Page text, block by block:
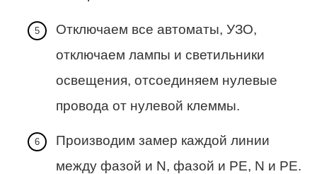
Отключаем все автоматы, УЗО,
отключаем лампы и светильники
освещения, отсоединяем нулевые
провода от нулевой клеммы.
Производим замер каждой линии
между фазой и N, фазой и PE, N и PE.